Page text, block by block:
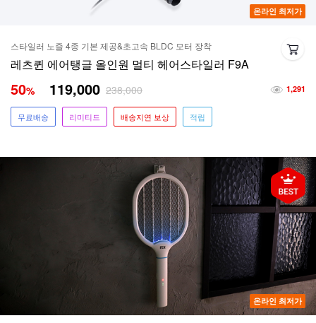
온라인 최저가
스타일러 노즐 4종 기본 제공&초고속 BLDC 모터 장착
레츠퀸 에어탱글 올인원 멀티 헤어스타일러 F9A
1,291
50% 119,000 238,000
무료배송 리미티드 배송지연 보상 적립
온라인 최저가